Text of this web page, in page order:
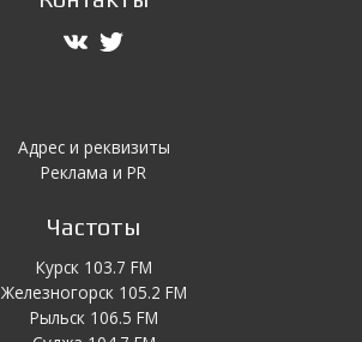
Адрес и реквизиты
Реклама и PR
Частоты
Курск 103.7 FM
Железногорск 105.2 FM
Рыльск 106.5 FM